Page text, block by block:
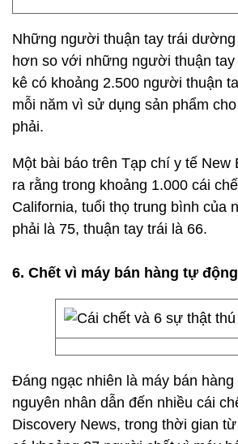
Những người thuận tay trái
hơn so với những người thuận tay
kê có khoảng 2.500 người thuận
mỗi năm vì sử dụng sản phẩm
phải.
Một bài báo trên Tạp chí y tế New
ra rằng trong khoảng 1.000 cái
California, tuổi thọ trung bình của
phải là 75, thuận tay trái là 66.
6. Chết vì máy bán hàng tự động
Đáng ngạc nhiên là máy bán
nguyên nhân dẫn đến nhiều cái
Discovery News, trong thời gian